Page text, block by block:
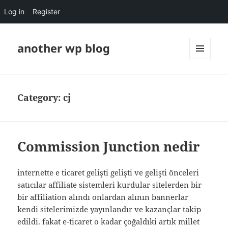
Log in Register
another wp blog
Category:cj
Commission Junction nedir
internette e ticaret gelişti gelişti ve gelişti önceleri
satıcılar affiliate sistemleri kurdular sitelerden bir
bir affiliation alındı onlardan alının bannerlar
kendi sitelerimizde yayınlandır ve kazançlar takip
edildi. fakat e-ticaret o kadar çoğaldıki artık millet